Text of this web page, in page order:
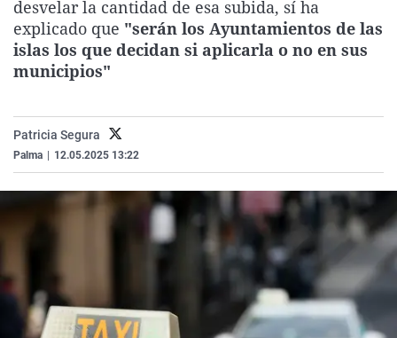
La rosa de los vientos
Gente viajera
Caso
Retornados
Extremadura
Galicia
Virales
Televisión
desvelar la cantidad de esa subida, sí ha
explicado que "serán los Ayuntamientos de las
islas los que decidan si aplicarla o no en sus
municipios"
Patricia Segura
Palma 12.05.2025 13:22